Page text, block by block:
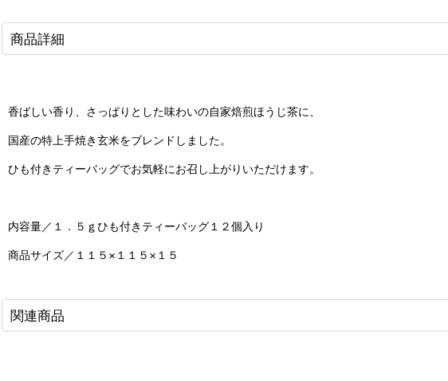
商品詳細
香ばしい香り、さっぱりとした味わいの自家焙煎ほうじ茶に、
国産の特上手焼き玄米をブレンドしました。
ひも付きティーバッグでお気軽にお召し上がりいただけます。
内容量／１．５ｇひも付きティーバッグ１２個入り
商品サイズ／１１５×１１５×１５
関連商品